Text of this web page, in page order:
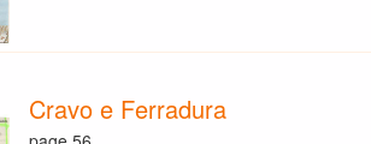
Cravo e Ferradura